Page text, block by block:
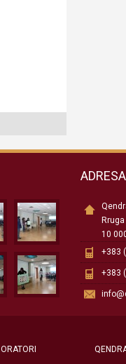
ADRESA
10
+383
+383
ORATORI